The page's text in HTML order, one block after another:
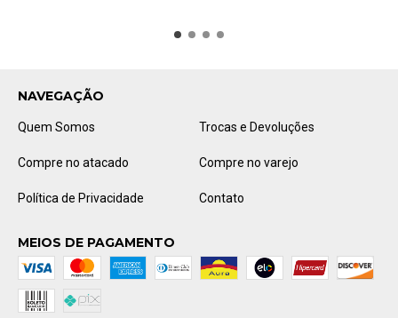
NAVEGAÇÃO
Quem Somos Trocas e Devoluções
Compre no atacado Compre no varejo
Política de Privacidade Contato
MEIOS DE PAGAMENTO